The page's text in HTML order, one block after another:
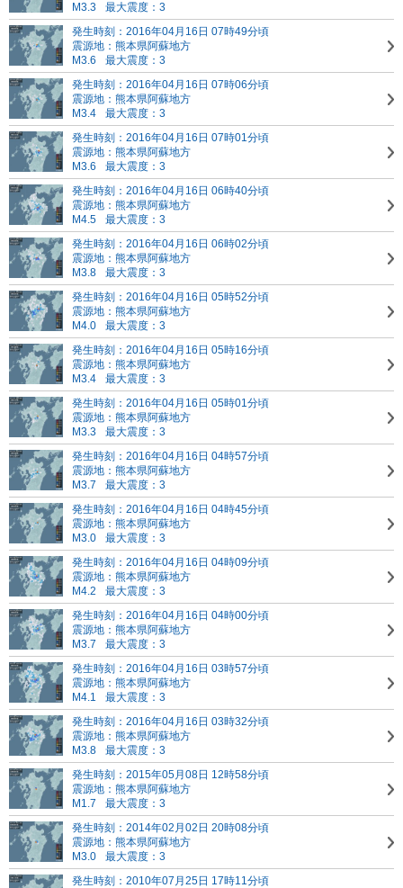
M3.3
最大震度：3
発生時刻：2016年04月16日 07時49分頃
震源地：熊本県阿蘇地方
M3.6
最大震度：3
発生時刻：2016年04月16日 07時06分頃
震源地：熊本県阿蘇地方
M3.4
最大震度：3
発生時刻：2016年04月16日 07時01分頃
震源地：熊本県阿蘇地方
M3.6
最大震度：3
発生時刻：2016年04月16日 06時40分頃
震源地：熊本県阿蘇地方
M4.5
最大震度：3
発生時刻：2016年04月16日 06時02分頃
震源地：熊本県阿蘇地方
M3.8
最大震度：3
発生時刻：2016年04月16日 05時52分頃
震源地：熊本県阿蘇地方
M4.0
最大震度：3
発生時刻：2016年04月16日 05時16分頃
震源地：熊本県阿蘇地方
M3.4
最大震度：3
発生時刻：2016年04月16日 05時01分頃
震源地：熊本県阿蘇地方
M3.3
最大震度：3
発生時刻：2016年04月16日 04時57分頃
震源地：熊本県阿蘇地方
M3.7
最大震度：3
発生時刻：2016年04月16日 04時45分頃
震源地：熊本県阿蘇地方
M3.0
最大震度：3
発生時刻：2016年04月16日 04時09分頃
震源地：熊本県阿蘇地方
M4.2
最大震度：3
発生時刻：2016年04月16日 04時00分頃
震源地：熊本県阿蘇地方
M3.7
最大震度：3
発生時刻：2016年04月16日 03時57分頃
震源地：熊本県阿蘇地方
M4.1
最大震度：3
発生時刻：2016年04月16日 03時32分頃
震源地：熊本県阿蘇地方
M3.8
最大震度：3
発生時刻：2015年05月08日 12時58分頃
震源地：熊本県阿蘇地方
M1.7
最大震度：3
発生時刻：2014年02月02日 20時08分頃
震源地：熊本県阿蘇地方
M3.0
最大震度：3
発生時刻：2010年07月25日 17時11分頃